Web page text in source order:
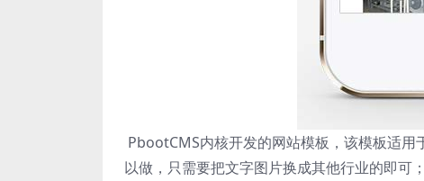
PbootCMS内核开发的网站模板，该模板适
以做，只需要把文字图片换成其他行业的即可；